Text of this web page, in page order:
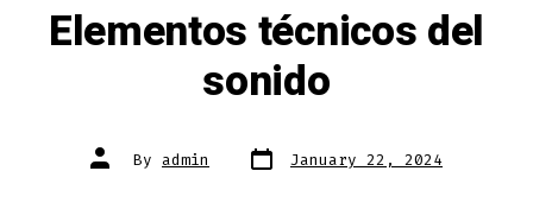
Elementos técnicos del
sonido
Post
author
By admin Post
date January 22, 2024